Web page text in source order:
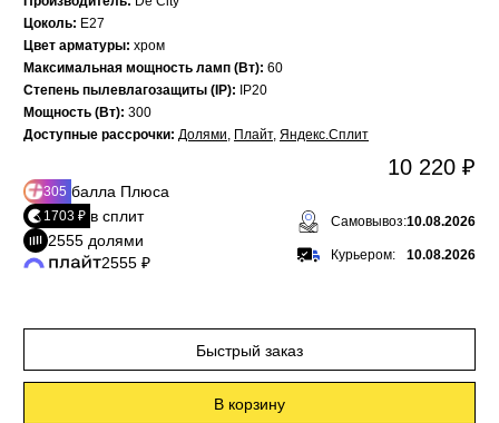
Цоколь: E27
Цвет арматуры: хром
Максимальная мощность ламп (Вт): 60
Степень пылевлагозащиты (IP):
IP20
Мощность (Вт): 300
Доступные рассрочки: Долями, Плайт, Яндекс.Сплит
305 балла Плюса
1703 ₽ в сплит
2555 долями
2555 ₽
10 220 ₽
Самовывоз:10.08.2026
Курьером: 10.08.2026
Быстрый заказ
В корзину